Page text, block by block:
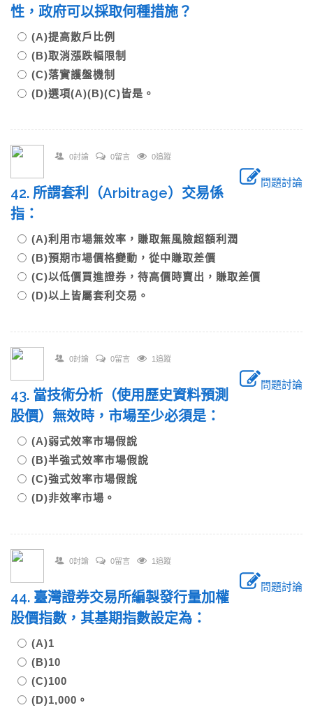
性，政府可以採取何種措施？
(A)提高散戶比例
(B)取消漲跌幅限制
(C)落實護盤機制
(D)選項(A)(B)(C)皆是。
0討論 0留言 0追蹤
問題討論
42. 所謂套利（Arbitrage）交易係
指：
(A)利用市場無效率，賺取無風險超額利潤
(B)預期市場價格變動，從中賺取差價
(C)以低價買進證券，待高價時賣出，賺取差價
(D)以上皆屬套利交易。
0討論 0留言 1追蹤
問題討論
43. 當技術分析（使用歷史資料預測
股價）無效時，市場至少必須是：
(A)弱式效率市場假說
(B)半強式效率市場假說
(C)強式效率市場假說
(D)非效率市場。
0討論 0留言 1追蹤
問題討論
44. 臺灣證券交易所編製發行量加權
股價指數，其基期指數設定為：
(A)1
(B)10
(C)100
(D)1,000。